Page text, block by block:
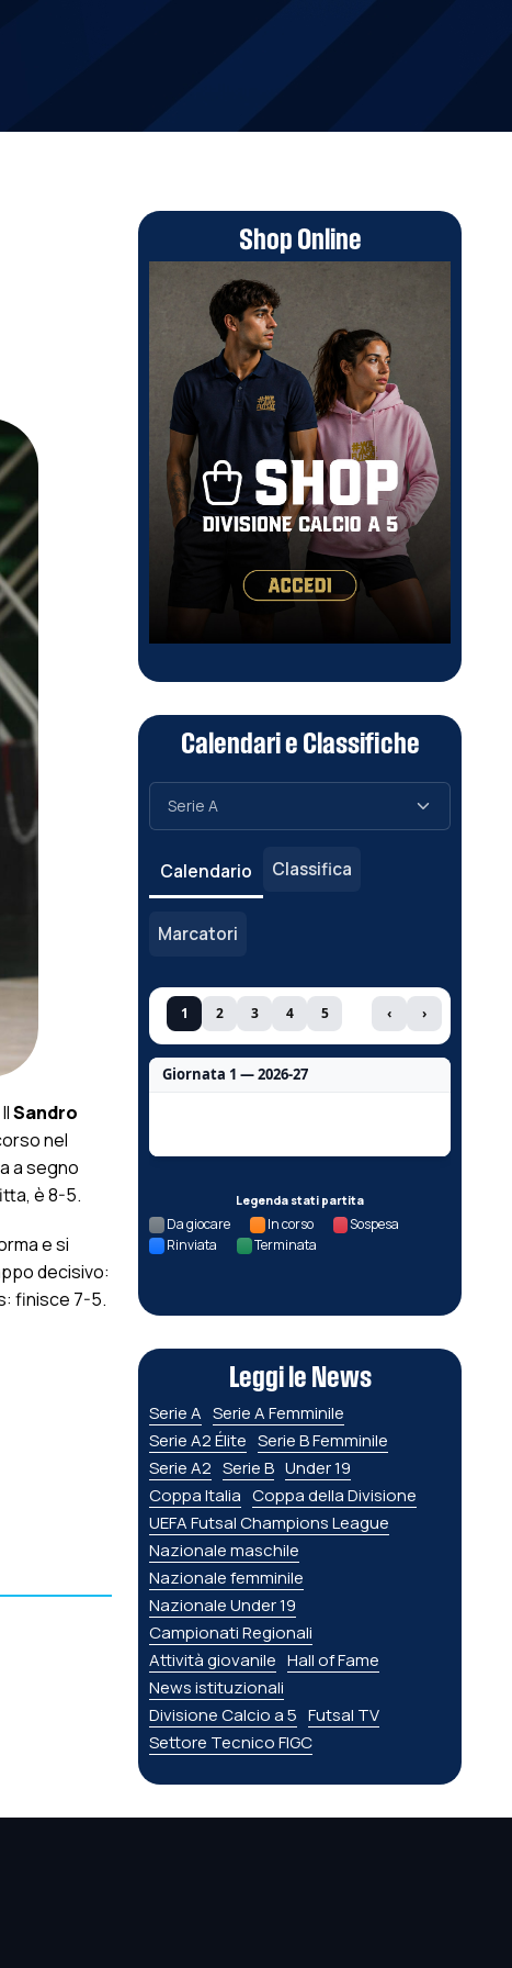
Sandro
nel
a segno
è 8-5.
e si
decisivo:
finisce 7-5.
Shop Online
Calendari e Classifiche
Calendario Classifica
Marcatori
1 2 3 4 5 ‹ ›
Giornata 1 — 2026-27
Legenda stati partita
Da giocare In corso
Sospesa
Rinviata
Terminata
Leggi le News
Serie A Serie A Femminile
Serie A2 Élite Serie B Femminile
Serie A2 Serie B Under 19
Coppa Italia Coppa della Divisione
UEFA Futsal Champions League
Nazionale maschile
Nazionale femminile
Nazionale Under 19
Campionati Regionali
Attività giovanile Hall of Fame
News istituzionali
Divisione Calcio a 5 Futsal TV
Settore Tecnico FIGC